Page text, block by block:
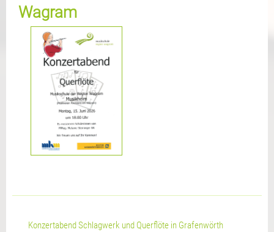
Wagram
Konzertabend Schlagwerk und Querflöte in Grafenwörth